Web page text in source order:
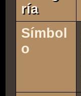
Ría
Símbol
o